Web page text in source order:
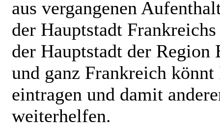
aus vergangenen
der Hauptstadt
der Hauptstadt der Region
und ganz Frankreich
eintragen und damit
weiterhelfen.